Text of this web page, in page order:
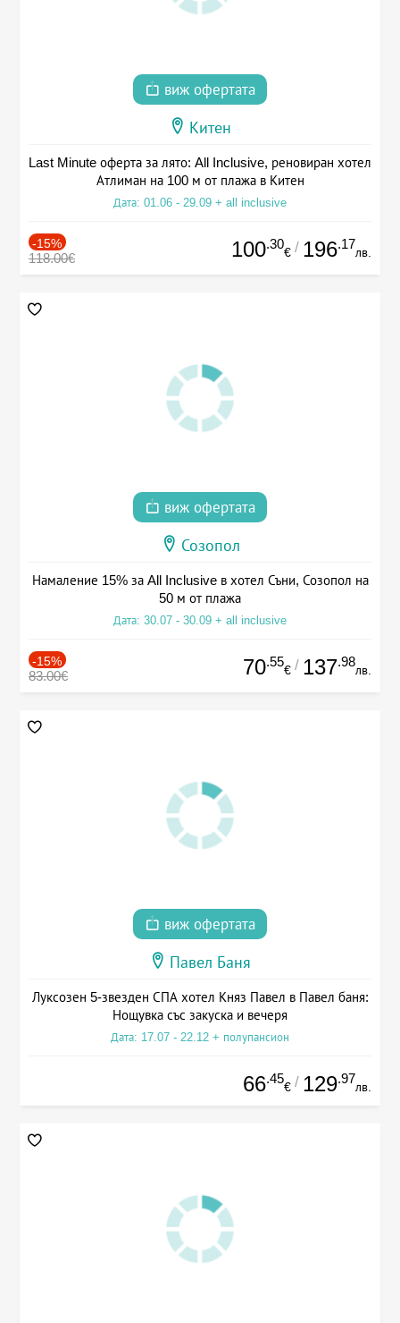
виж офертата
Китен
Last Minute оферта за лято: All Inclusive, реновиран хотел
Атлиман на 100 м от плажа в Китен
Дата: 01.06 - 29.09 + all inclusive
-15%
118.00€ 100.30
€ / 196.17
лв.
виж офертата
Созопол
Намаление 15% за All Inclusive в хотел Съни, Созопол на
50 м от плажа
Дата: 30.07 - 30.09 + all inclusive
-15%
83.00€ 70.55
€ / 137.98
лв.
виж офертата
Павел Баня
Луксозен 5-звезден СПА хотел Княз Павел в Павел баня:
Нощувка със закуска и вечеря
Дата: 17.07 - 22.12 + полупансион
66.45
€ / 129.97
лв.